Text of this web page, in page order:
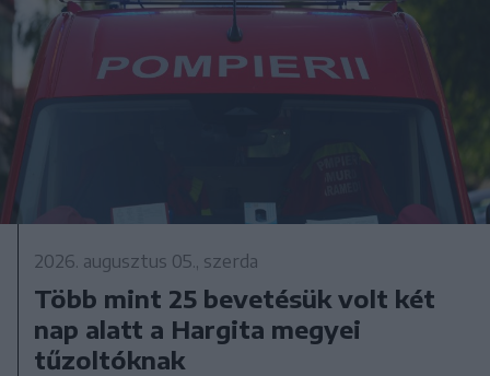
2026. augusztus 05., szerda
Több mint 25 bevetésük volt két
nap alatt a Hargita megyei
tűzoltóknak